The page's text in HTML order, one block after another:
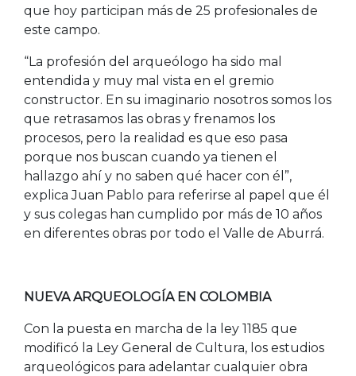
que hoy participan más de 25 profesionales de
este campo.
“La profesión del arqueólogo ha sido mal
entendida y muy mal vista en el gremio
constructor. En su imaginario nosotros somos los
que retrasamos las obras y frenamos los
procesos, pero la realidad es que eso pasa
porque nos buscan cuando ya tienen el
hallazgo ahí y no saben qué hacer con él”,
explica Juan Pablo para referirse al papel que él
y sus colegas han cumplido por más de 10 años
en diferentes obras por todo el Valle de Aburrá.
NUEVA ARQUEOLOGÍA EN COLOMBIA
Con la puesta en marcha de la ley 1185 que
modificó la Ley General de Cultura, los estudios
arqueológicos para adelantar cualquier obra